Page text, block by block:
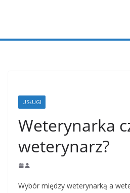
USŁUGI
Weterynarka
weterynarz?
Wybór między weterynarką a